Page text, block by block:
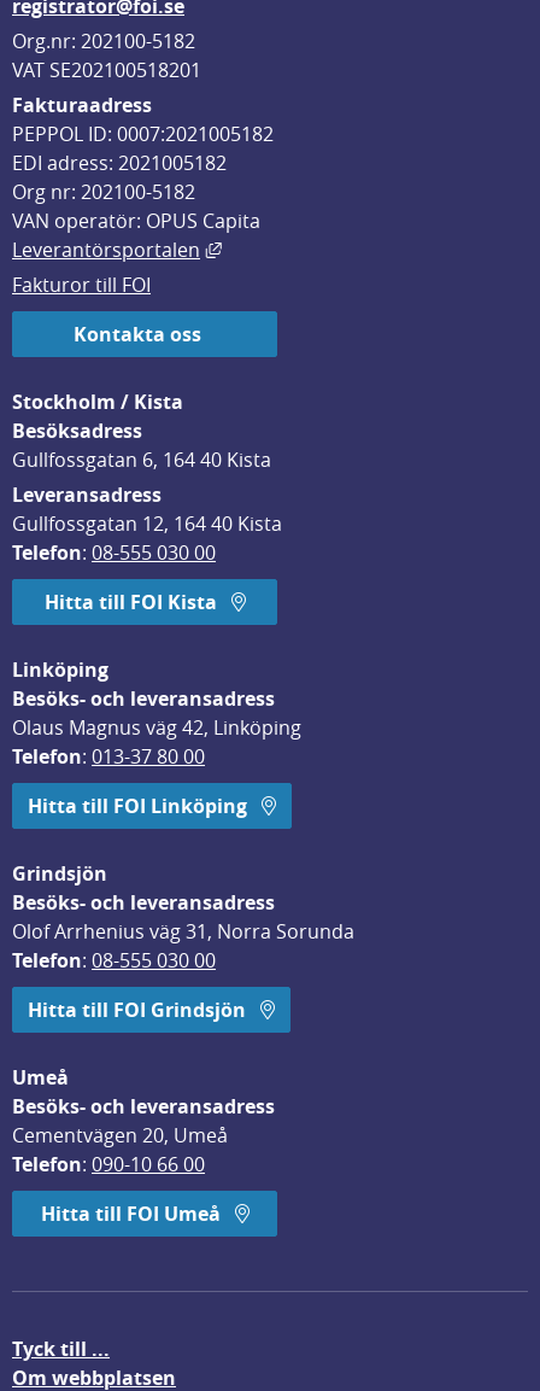
registrator@foi.se
Org.nr: 202100-5182
VAT SE202100518201
Fakturaadress
PEPPOL ID: 0007:2021005182
EDI adress: 2021005182
Org nr: 202100-5182
VAN operatör: OPUS Capita
Leverantörsportalen
Länk till annan webbplats, öppnas
Fakturor till FOI
Kontakta oss
Stockholm / Kista
Besöksadress
Gullfossgatan 6, 164 40 Kista
Leveransadress
Gullfossgatan 12, 164 40 Kista
Telefon: 08-555 030 00
Hitta till FOI Kista
Linköping
Besöks- och leveransadress
Olaus Magnus väg 42, Linköping
Telefon: 013-37 80 00
Hitta till FOI Linköping
Grindsjön
Besöks- och leveransadress
Olof Arrhenius väg 31, Norra Sorunda
Telefon: 08-555 030 00
Hitta till FOI Grindsjön
Umeå
Besöks- och leveransadress
Cementvägen 20, Umeå
Telefon: 090-10 66 00
Hitta till FOI Umeå
Tyck till ...
Om webbplatsen